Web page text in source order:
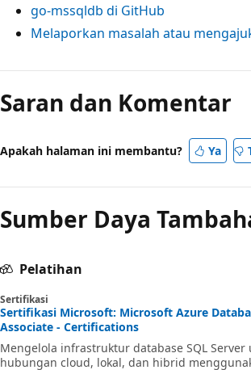
go-mssqldb di GitHub
Melaporkan masalah atau
Saran dan Komentar
Apakah halaman ini membantu? Ya
Sumber Daya
Pelatihan
Sertifikasi
Sertifikasi Microsoft: Microsoft Azure
Associate - Certifications
Mengelola infrastruktur database SQL Server
hubungan cloud, lokal, dan hibrid